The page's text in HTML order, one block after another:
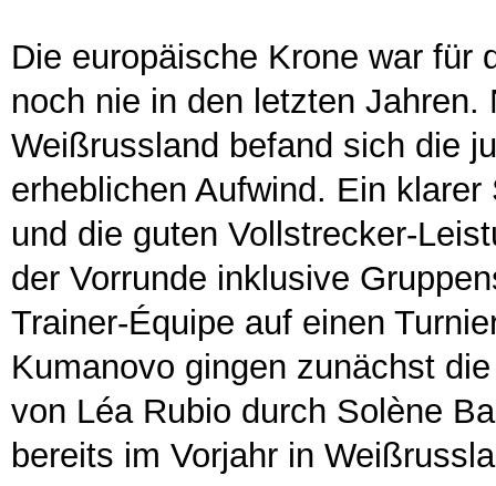
Die europäische Krone war für
noch nie in den letzten
Weißrussland befand sich die
erheblichen Aufwind. Ein
und die guten Vollstrecker-
der Vorrunde inklusive
Trainer-Équipe auf einen
Kumanovo gingen zunächst
von Léa Rubio durch Solène
bereits im Vorjahr in